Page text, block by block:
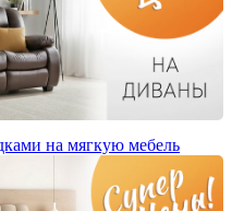
на мягкую мебель